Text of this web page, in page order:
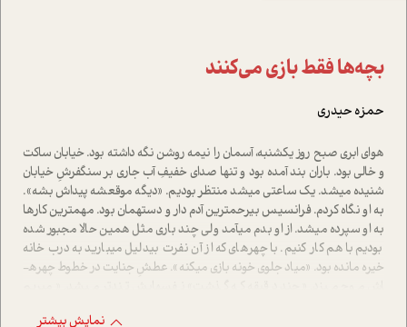
بچه‌ها فقط بازی می‌کنند
حمزه حيدري
هوای ابری صبح روز یکشنبه، آسمان را نیمه روشن نگه داشته بود. خیابان ساکت
و خالی بود. باران بند آمده بود و تنها صدای خفیفِ آب جاری بر سنگفرشِ خیابان
شنیده می­شد. یک ساعتی می­شد منتظر بودیم. «دیگه موقعشه پیداش بشه».
به او نگاه کردم. فرانسیس بی­رحم­ترین آدم دار و دسته­مان بود. مهم­ترین کارها
به او سپرده می­شد. از او بدم می­آمد ولی چند باری مثل همین حالا مجبور شده
بودیم با هم کار کنیم. با چهره­ای که از آن نفرت بی­دلیل می­بارید به درب خانه
خیره مانده بود. «میاد جلوی خونه بازی می­کنه». عطشِ جنایت در خطوط چهره­
نمایش بیشتر